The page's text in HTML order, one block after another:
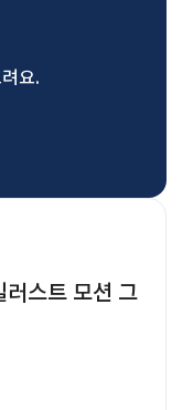
요.
러스트 모션 그